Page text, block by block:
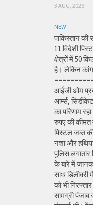
3 AUG, 2026
NEW
पाकिस्तान
11 विदेशी
क्षेत्रों में 50
है। लेकिन
आईजी ओम
आर्म्स,
का परिणाम
रुपए की कीमत
पिस्टल जब्त
नशा और
पुलिस लगातार
के बारे में
साथ डिलीवरी
को भी
सामग्री